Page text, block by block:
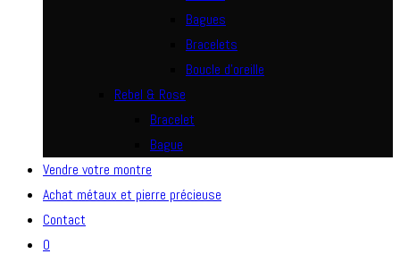
Bagues
Bracelets
Boucle d’oreille
Rebel & Rose
Bracelet
Bague
Vendre votre montre
Achat métaux et pierre précieuse
Contact
0